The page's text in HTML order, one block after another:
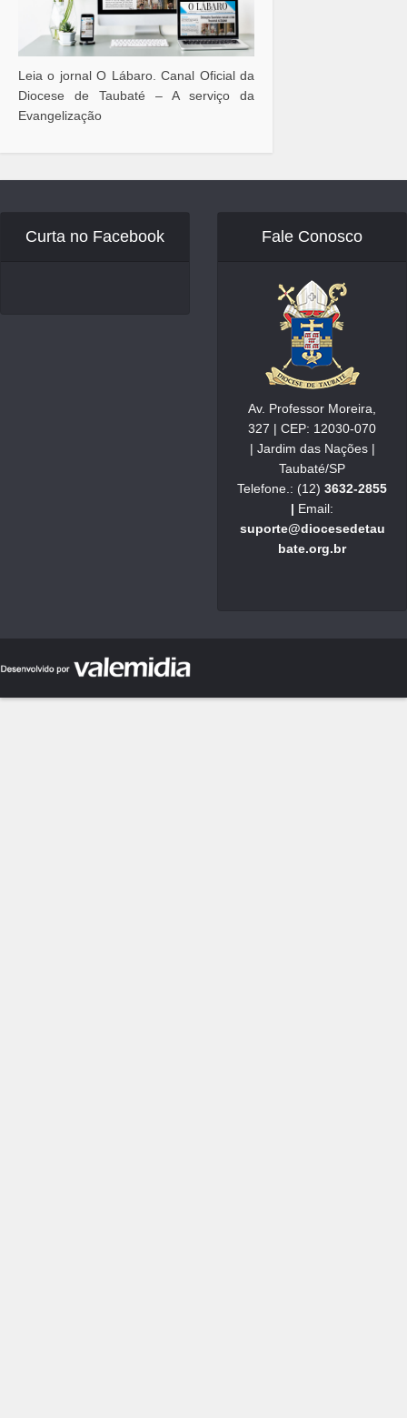
Leia o jornal O Lábaro. Canal Oficial da
Diocese de Taubaté – A serviço da
Evangelização
Curta no Facebook Fale Conosco
Av. Professor Moreira,
327 | CEP: 12030-070
| Jardim das Nações |
Taubaté/SP
Telefone.: (12) 3632-2855
| Email:
suporte@diocesedetau
bate.org.br